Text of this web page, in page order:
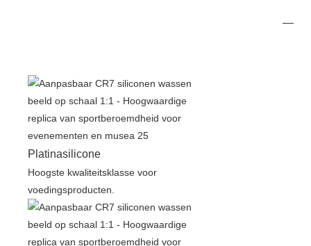
Platinasilicone
Hoogste kwaliteitsklasse voor
voedingsproducten.